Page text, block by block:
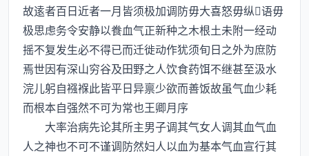
故逺者百日近者一月皆须极加调防毋大喜怒毋纵语毋
极思虑务令安静以飬血气正新种之木根土未附一经动
摇不复发生必不得已而迁徙动作犹须旬日之外为庶防
焉世因有深山穷谷及田野之人饮食药饵不继甚至汲水
浣儿躬自襁褓此皆平日异禀少欲而善饭故虽气血少耗
而根本自强然不可为常也王卿月序
大率治病先论其所主男子调其气女人调其血气血
人之神也不可不谨调防然妇人以血为基本气血宣行其